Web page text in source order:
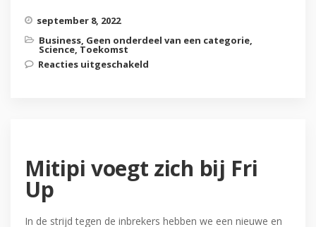
september 8, 2022
Business, Geen onderdeel van een categorie,
Science, Toekomst
Reacties uitgeschakeld
Mitipi voegt zich bij Fri
Up
In de strijd tegen de inbrekers hebben we een nieuwe en